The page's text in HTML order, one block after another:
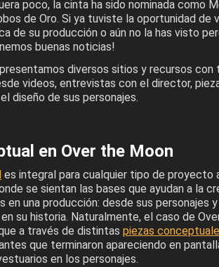
poco, la cinta ha sido nominada como
de Oro. Si ya tuviste la oportunidad de
de su producción o aún no la has visto
buenas noticias!
diversos sitios y recursos con
videos, entrevistas con el director,
diseño de sus personajes.
en Over the Moon
es integral para cualquier tipo de proyecto
se sientan las bases que ayudan a la
en una producción: desde sus personajes
su historia. Naturalmente, el caso de
a través de distintas piezas
que terminaron apareciendo en
en los personajes.